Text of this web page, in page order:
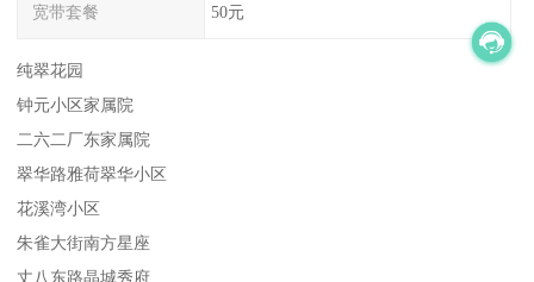
宽带套餐 50元
纯翠花园
钟元小区家属院
二六二厂东家属院
翠华路雅荷翠华小区
花溪湾小区
朱雀大街南方星座
丈八东路晶城秀府